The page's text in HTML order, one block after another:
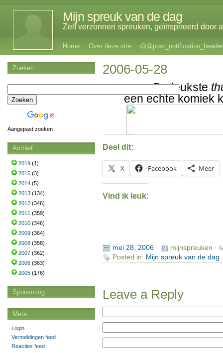
Mijn spreuk van de dag
Zelf verzonnen spreuken, geïnspireerd door
Home Over deze site @@post_notification_header
2006-05-28
De leukste
een echte komiek
Deel dit:
X Facebook Meer
Vind ik leuk:
mei 28, 2006·
mijnspreuken ·
Posted in: Mijn spreuk van de dag
Leave a Reply
Zoeken
Aangepast zoeken
Archief
2019 (1)
2015 (3)
2014 (5)
2013 (134)
2012 (346)
2011 (359)
2010 (346)
2009 (364)
2008 (358)
2007 (362)
2006 (363)
2005 (176)
Sponsoring
Meta
Login
Vermeldingen feed
Reacties feed